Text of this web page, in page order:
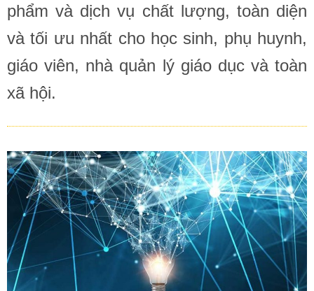
phẩm và dịch vụ chất lượng, toàn diện
và tối ưu nhất cho học sinh, phụ huynh,
giáo viên, nhà quản lý giáo dục và toàn
xã hội.